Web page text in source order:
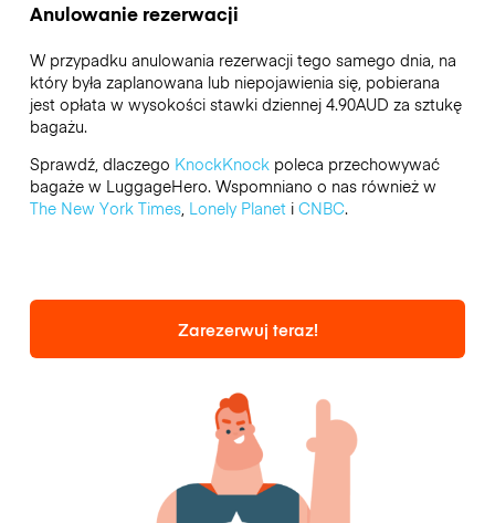
Anulowanie rezerwacji
W przypadku anulowania rezerwacji tego samego dnia, na
który była zaplanowana lub niepojawienia się, pobierana
jest opłata w wysokości stawki dziennej 4.90AUD za sztukę
bagażu.
Sprawdź, dlaczego KnockKnockpoleca przechowywać
bagaże w LuggageHero. Wspomniano o nas również w
The New York Times, Lonely Planeti CNBC.
Zarezerwuj teraz!